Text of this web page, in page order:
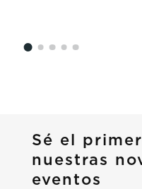
Sé el
nuestras
eventos